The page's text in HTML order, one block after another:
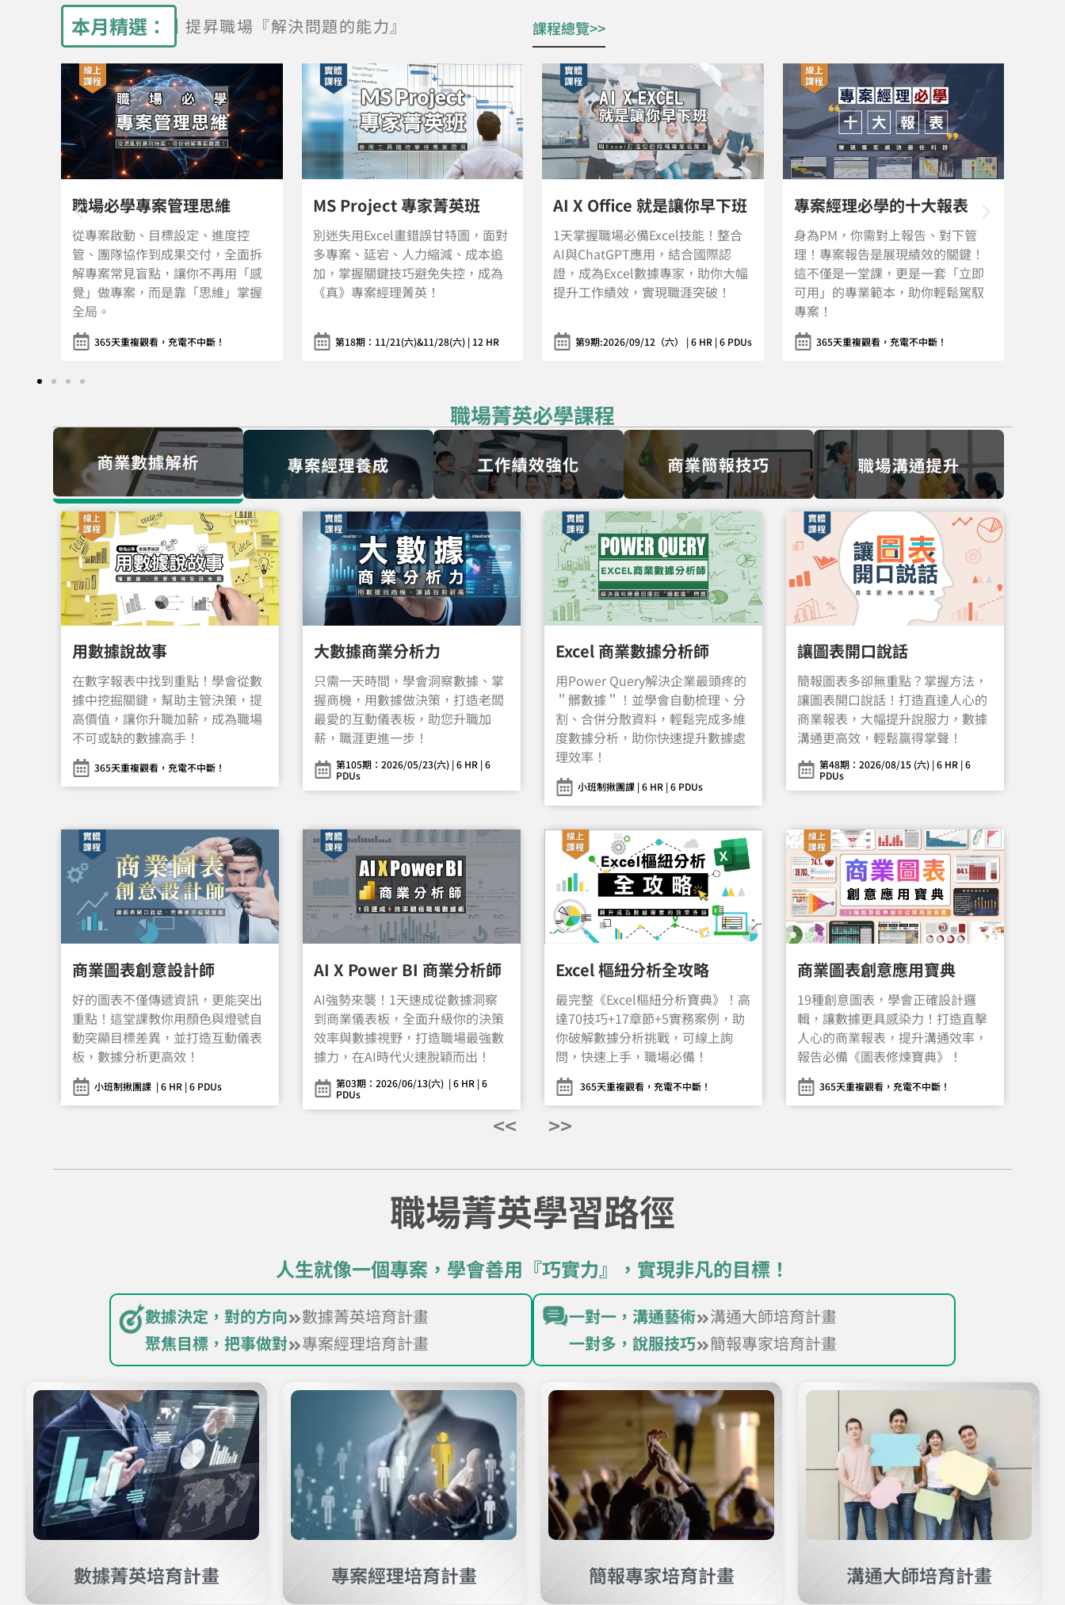
本月精選：​ 提昇職場『解決問題的能力』 課程總覽>>
MS Project 專家菁英班
別迷失用Excel畫錯誤甘特圖，面對
多專案、延宕、人力縮減、成本追
加，掌握關鍵技巧避免失控，成為
《真》專案經理菁英！
第18期：11/21(六)&11/28(六) | 12 HR
AI X Office 就是讓你早下班
1天掌握職場必備Excel技能！整合
AI與ChatGPT應用，結合國際認
證，成為Excel數據專家，助你大幅
提升工作績效，實現職涯突破！
第9期:2026/09/12（六） | 6 HR | 6 PDUs
專案經理必學的十大報表
身為PM，你需對上報告、對下管
理！專案報告是展現績效的關鍵！
這不僅是一堂課，更是一套「立即
可用」的專業範本，助你輕鬆駕馭
365天重複觀看，充電不中斷！
職場必學專案管理思維
從專案啟動、目標設定、進度控
管、團隊協作到成果交付，全面拆
解專案常見盲點，讓你不再用「感
覺」做專案，而是靠「思維」掌握
365天重複觀看，充電不中斷！
職場菁英必學課程
用數據說故事
在數字報表中找到重點！學會從數
據中挖掘關鍵，幫助主管決策，提
高價值，讓你升職加薪，成為職場
不可或缺的數據高手！
365天重複觀看，充電不中斷！
大數據商業分析力
只需一天時間，學會洞察數據、掌
握商機，用數據做決策，打造老闆
最愛的互動儀表板，助您升職加
薪，職涯更進一步！
第105期：2026/05/23(六) | 6 HR | 6
PDUs
Excel 商業數據分析師
用Power Query解決企業最頭疼的
＂髒數據＂！並學會自動梳理、分
割、合併分散資料，輕鬆完成多維
度數據分析，助你快速提升數據處
理效率！
小班制揪團課 | 6 HR | 6 PDUs
讓圖表開口說話
簡報圖表多卻無重點？掌握方法，
讓圖表開口說話！打造直達人心的
商業報表，大幅提升說服力，數據
溝通更高效，輕鬆贏得掌聲！
第48期：2026/08/15 (六) | 6 HR | 6
PDUs
商業圖表創意設計師
好的圖表不僅傳遞資訊，更能突出
重點！這堂課教你用顏色與燈號自
動突顯目標差異，並打造互動儀表
板，數據分析更高效！
小班制揪團課 | 6 HR | 6 PDUs
AI X Power BI 商業分析師
AI強勢來襲！1天速成從數據洞察
到商業儀表板，全面升級你的決策
效率與數據視野，打造職場最強數
據力，在AI時代火速脫穎而出！
第03期：2026/06/13(六) | 6 HR | 6
PDUs
Excel 樞紐分析全攻略
最完整《Excel樞紐分析寶典》！高
達70技巧+17章節+5實務案例，助
你破解數據分析挑戰，可線上詢
問，快速上手，職場必備！
365天重複觀看，充電不中斷！
商業圖表創意應用寶典
19種創意圖表，學會正確設計邏
輯，讓數據更具感染力！打造直擊
人心的商業報表，提升溝通效率，
報告必備《圖表修煉寶典》！
365天重複觀看，充電不中斷！
<< >>
職場菁英學習路徑
人生就像一個專案，學會善用『巧實力』，實現非凡的目標！
數據決定，對的方向
數據菁英培育計畫
聚焦目標，把事做對​
專案經理培育計畫​
一對一，溝通藝術
溝通大師培育計畫
一對多，說服技巧
簡報專家培育計畫
數據菁英培育計畫​
了解計畫
專案經理培育計畫
了解計畫
簡報專家培育計畫
了解計畫
溝通大師培育計畫
了解計畫